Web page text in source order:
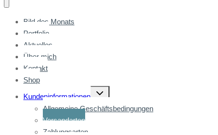
Bild des Monats
Portfolio
Aktuelles
Über mich
Kontakt
Shop
Kundeninformationen
Untermenü
umschalten
Allgemeine Geschäftsbedingungen
Versandarten
Zahlungsarten